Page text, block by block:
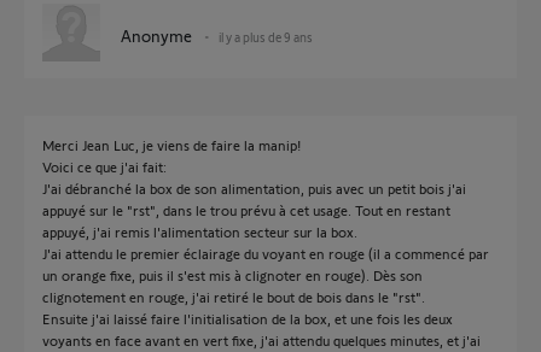
Anonyme il y a plus de 9 ans
Merci Jean Luc, je viens de faire la manip!
Voici ce que j'ai fait:
J'ai débranché la box de son alimentation, puis avec un petit bois j'ai
appuyé sur le "rst", dans le trou prévu à cet usage. Tout en restant
appuyé, j'ai remis l'alimentation secteur sur la box.
J'ai attendu le premier éclairage du voyant en rouge (il a commencé par
un orange fixe, puis il s'est mis à clignoter en rouge). Dès son
clignotement en rouge, j'ai retiré le bout de bois dans le "rst".
Ensuite j'ai laissé faire l'initialisation de la box, et une fois les deux
voyants en face avant en vert fixe, j'ai attendu quelques minutes, et j'ai